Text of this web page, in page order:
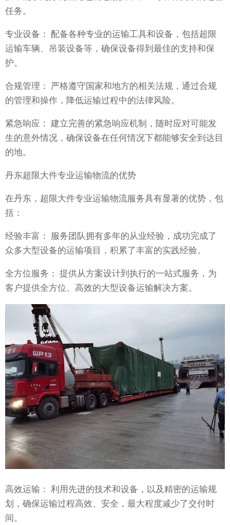
任务。
专业设备： 配备各种专业的运输工具和设备，包括超限
运输车辆、吊装设备等，确保设备得到最佳的支持和保
护。
合规管理： 严格遵守国家和地方的相关法规，通过合规
的管理和操作，降低运输过程中的法律风险。
紧急响应： 建立完善的紧急响应机制，随时应对可能发
生的意外情况，确保设备在任何情况下都能够安全到达目
的地。
丹东超限大件专业运输物流的优势
在丹东，超限大件专业运输物流服务具有显著的优势，包
括：
经验丰富： 服务团队拥有多年的从业经验，成功完成了
众多大型设备的运输项目，积累了丰富的实践经验。
全方位服务： 提供从方案设计到执行的一站式服务，为
客户提供全方位、高效的大型设备运输解决方案。
高效运输： 利用先进的技术和设备，以及精密的运输规
划，确保运输过程高效、安全，最大程度减少了交付时
间。